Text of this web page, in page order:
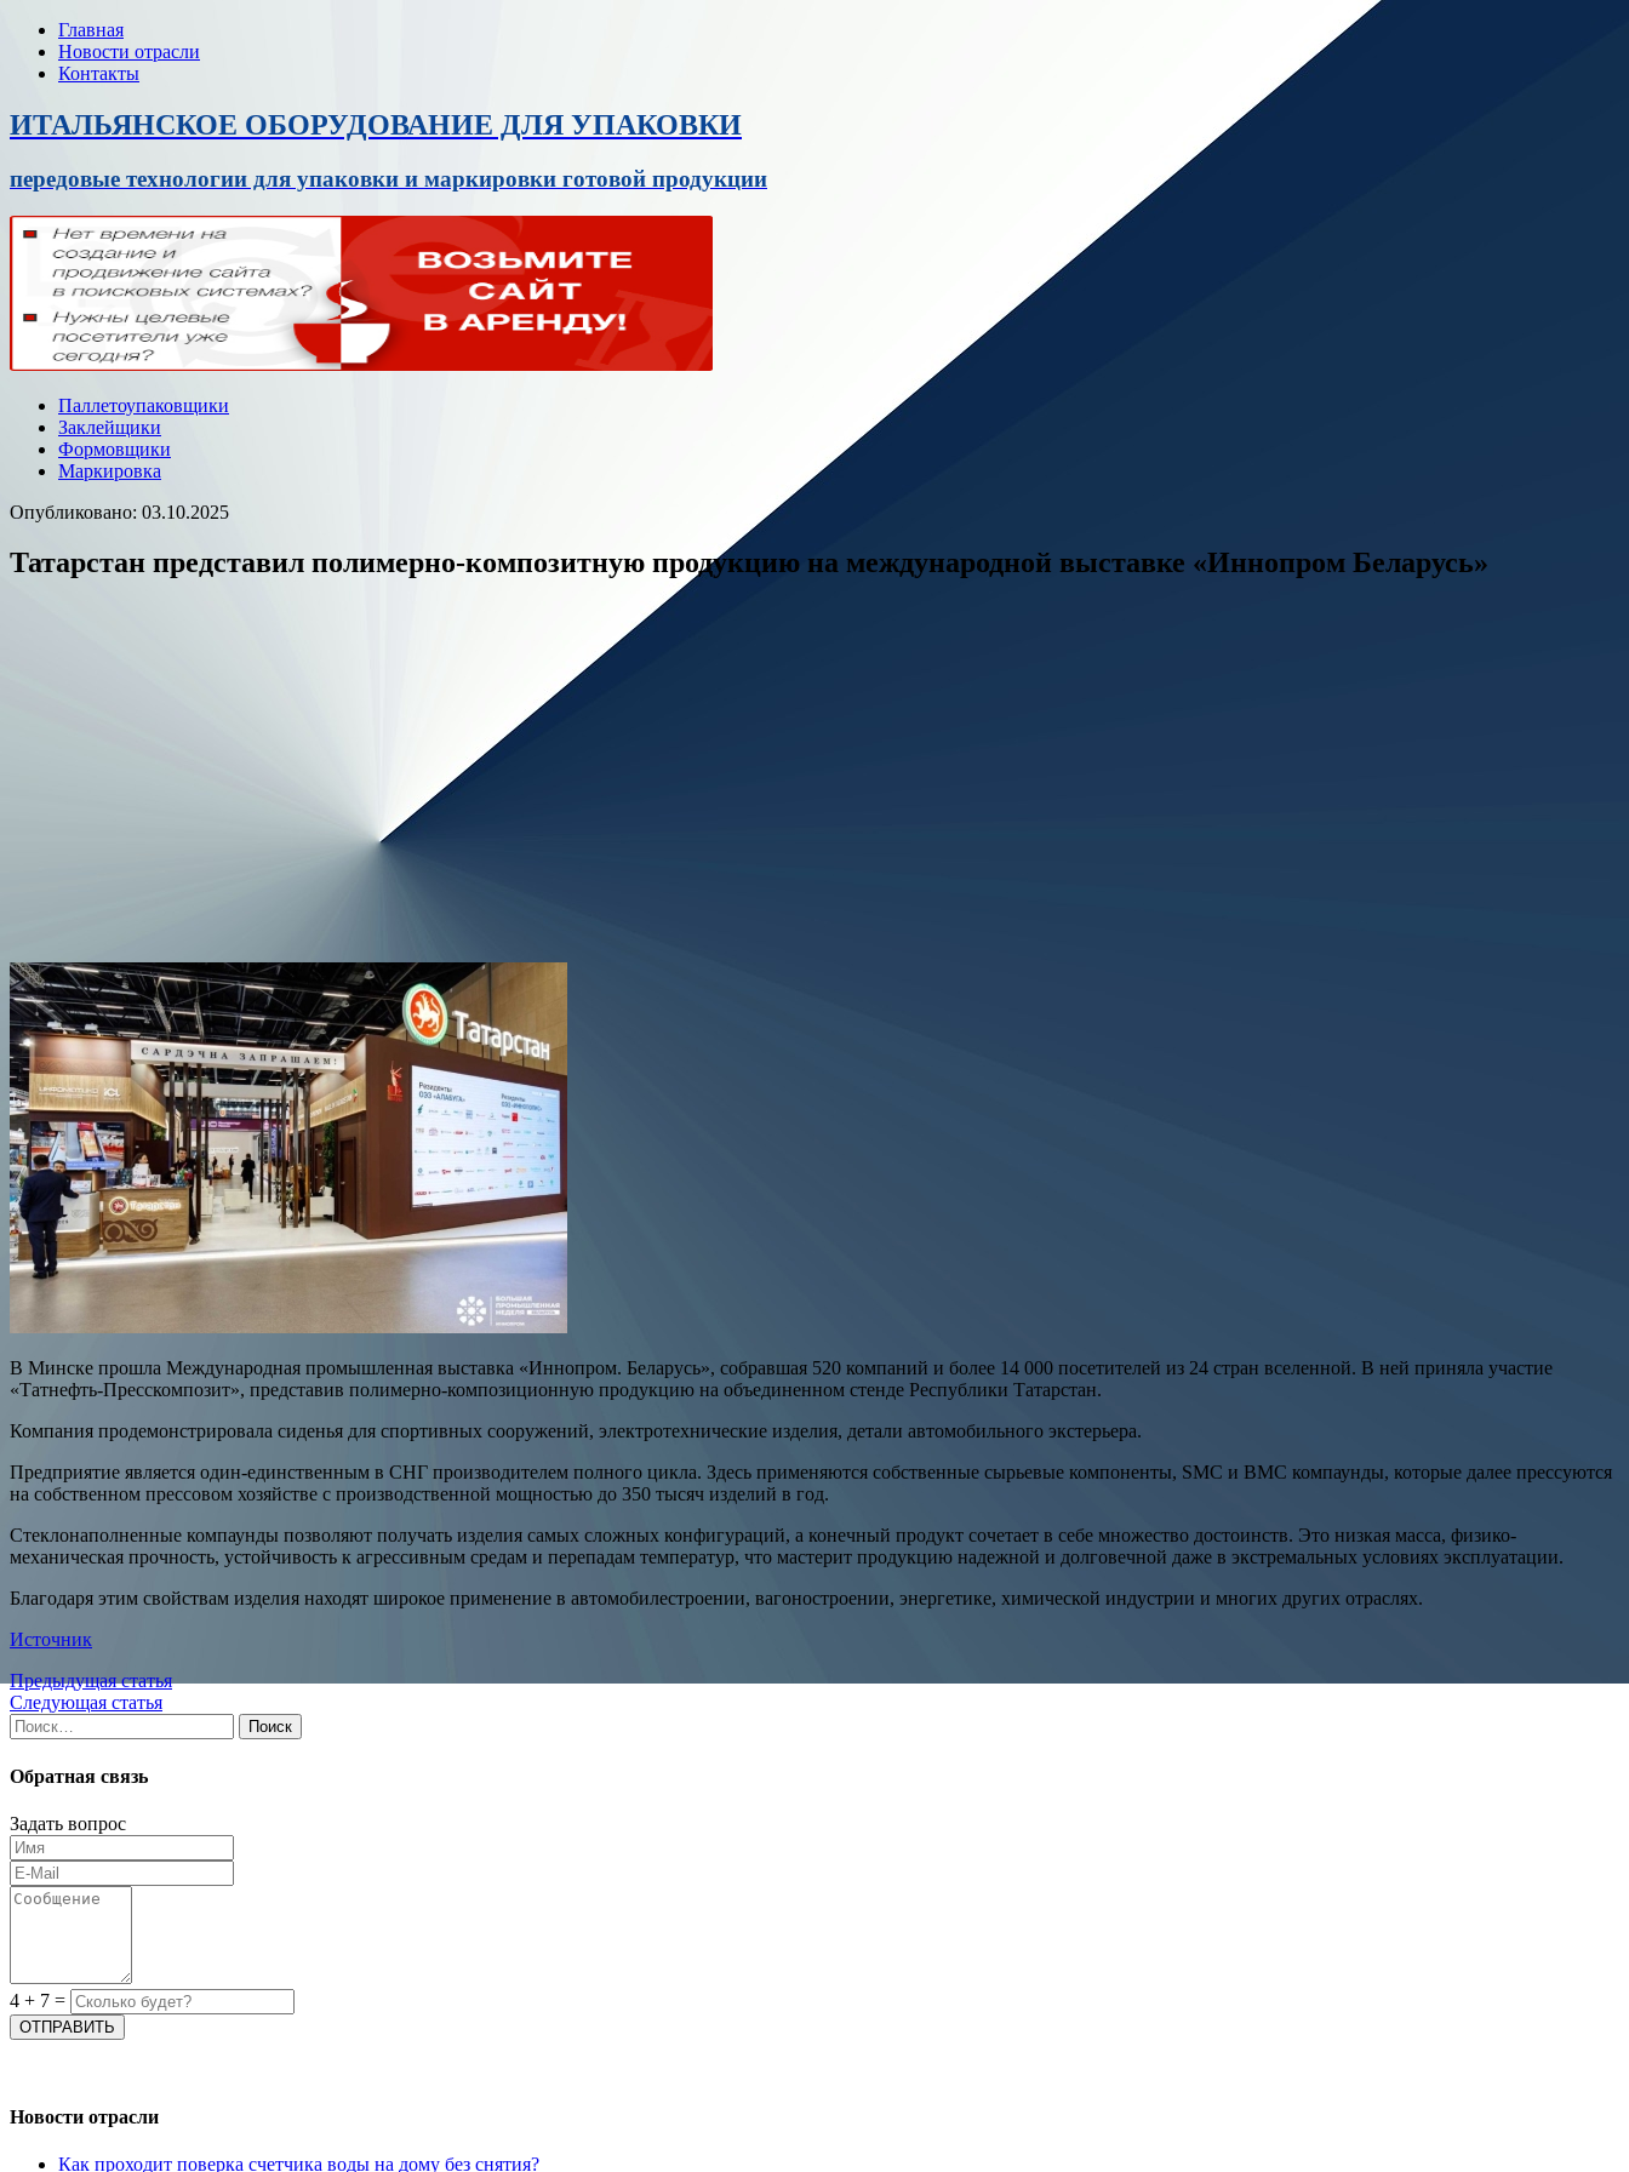
Главная
Новости отрасли
Контакты
ИТАЛЬЯНСКОЕ ОБОРУДОВАНИЕ ДЛЯ УПАКОВКИ
передовые технологии для упаковки и маркировки готовой продукции
Паллетоупаковщики
Заклейщики
Формовщики
Маркировка
Опубликовано: 03.10.2025
Татарстан представил полимерно-композитную продукцию на международной выставке «Иннопром Беларусь»
В Минске прошла Международная промышленная выставка «Иннопром. Беларусь», собравшая 520 компаний и более 14 000 посетителей из 24 стран вселенной. В ней приняла участие
«Татнефть-Пресскомпозит», представив полимерно-композиционную продукцию на объединенном стенде Республики Татарстан.
Компания продемонстрировала сиденья для спортивных сооружений, электротехнические изделия, детали автомобильного экстерьера.
Предприятие является один-единственным в СНГ производителем полного цикла. Здесь применяются собственные сырьевые компоненты, SMC и BMC компаунды, которые далее прессуются
на собственном прессовом хозяйстве с производственной мощностью до 350 тысяч изделий в год.
Стеклонаполненные компаунды позволяют получать изделия самых сложных конфигураций, а конечный продукт сочетает в себе множество достоинств. Это низкая масса, физико-
механическая прочность, устойчивость к агрессивным средам и перепадам температур, что мастерит продукцию надежной и долговечной даже в экстремальных условиях эксплуатации.
Благодаря этим свойствам изделия находят широкое применение в автомобилестроении, вагоностроении, энергетике, химической индустрии и многих других отраслях.
Источник
Предыдущая статья
Следующая статья
Найти:
Обратная связь
Задать вопрос
4 + 7 =
Новости отрасли
Как проходит поверка счетчика воды на дому без снятия?